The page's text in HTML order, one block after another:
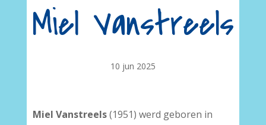
Miel Vanstreels
10 jun 2025
Miel Vanstreels(1951) werd geboren in